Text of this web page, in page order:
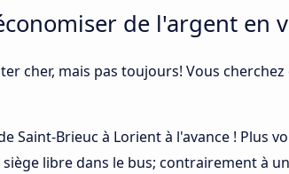
de l'argent en
cher, mais pas toujours! Vous
Saint-Brieuc à Lorient à l'avance ! Plus
libre dans le bus; contrairement à